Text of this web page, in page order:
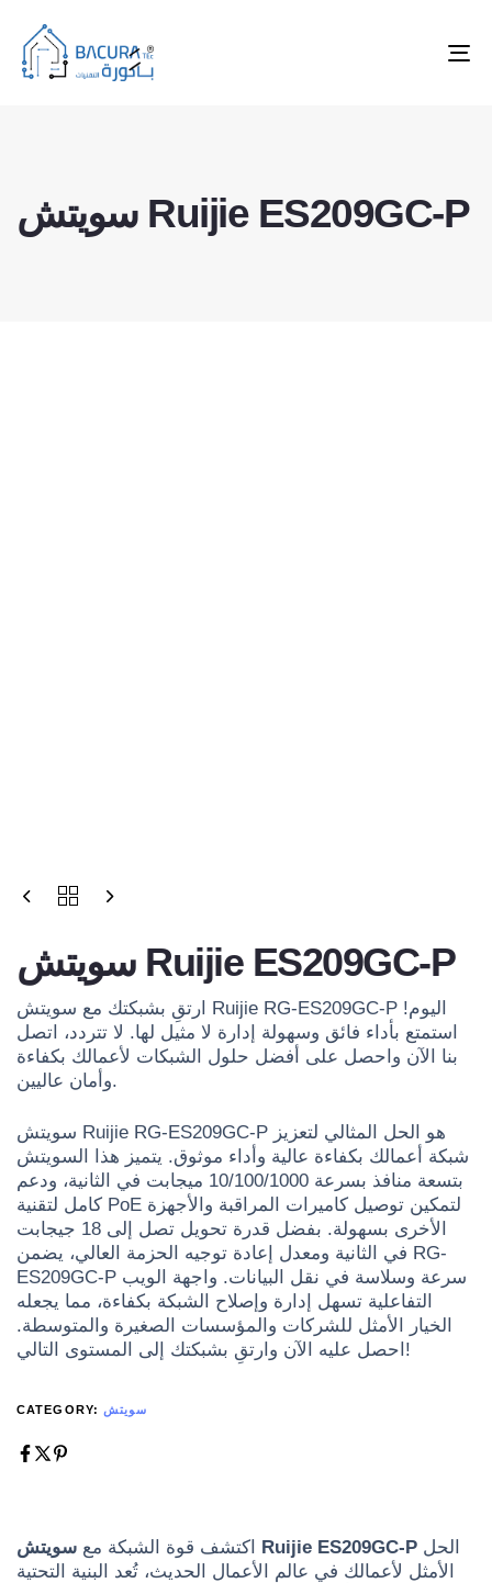
سويتش Ruijie ES209GC-P
سويتش Ruijie ES209GC-P
ارتقِ بشبكتك مع سويتش Ruijie RG-ES209GC-P اليوم!
استمتع بأداء فائق وسهولة إدارة لا مثيل لها. لا تتردد، اتصل
بنا الآن واحصل على أفضل حلول الشبكات لأعمالك بكفاءة
وأمان عاليين.
سويتش Ruijie RG-ES209GC-P هو الحل المثالي لتعزيز
شبكة أعمالك بكفاءة عالية وأداء موثوق. يتميز هذا السويتش
بتسعة منافذ بسرعة 10/100/1000 ميجابت في الثانية، ودعم
كامل لتقنية PoE لتمكين توصيل كاميرات المراقبة والأجهزة
الأخرى بسهولة. بفضل قدرة تحويل تصل إلى 18 جيجابت
في الثانية ومعدل إعادة توجيه الحزمة العالي، يضمن RG-
ES209GC-P سرعة وسلاسة في نقل البيانات. واجهة الويب
التفاعلية تسهل إدارة وإصلاح الشبكة بكفاءة، مما يجعله
الخيار الأمثل للشركات والمؤسسات الصغيرة والمتوسطة.
احصل عليه الآن وارتقِ بشبكتك إلى المستوى التالي!
CATEGORY: سويتش
اكتشف قوة الشبكة مع سويتش Ruijie ES209GC-P
الأمثل لأعمالك في عالم الأعمال الحديث، تُعد البنية التحتية